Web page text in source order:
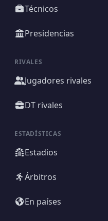
Técnicos
Presidencias
RIVALES
Jugadores rivales
DT rivales
ESTADÍSTICAS
Estadios
Árbitros
En países